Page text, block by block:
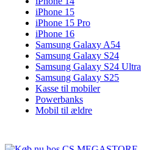
iPhone 15
iPhone 15 Pro
iPhone 16
Samsung Galaxy A54
Samsung Galaxy S24
Samsung Galaxy S24 Ultra
Samsung Galaxy S25
Kasse til mobiler
Powerbanks
Mobil til ældre